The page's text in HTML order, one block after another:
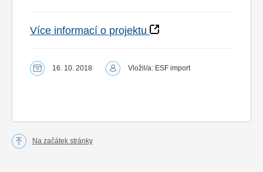
Více informací o projektu
16. 10. 2018 Vložil/a: ESF import
Na začátek stránky